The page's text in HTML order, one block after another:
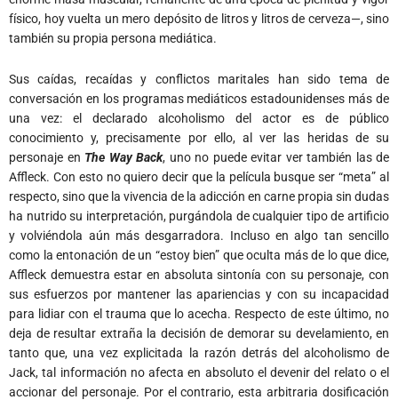
físico, hoy vuelta un mero depósito de litros y litros de cerveza—, sino
también su propia persona mediática.
Sus caídas, recaídas y conflictos maritales han sido tema de
conversación en los programas mediáticos estadounidenses más de
una vez: el declarado alcoholismo del actor es de público
conocimiento y, precisamente por ello, al ver las heridas de su
personaje en The Way Back, uno no puede evitar ver también las de
Affleck. Con esto no quiero decir que la película busque ser “meta” al
respecto, sino que la vivencia de la adicción en carne propia sin dudas
ha nutrido su interpretación, purgándola de cualquier tipo de artificio
y volviéndola aún más desgarradora. Incluso en algo tan sencillo
como la entonación de un “estoy bien” que oculta más de lo que dice,
Affleck demuestra estar en absoluta sintonía con su personaje, con
sus esfuerzos por mantener las apariencias y con su incapacidad
para lidiar con el trauma que lo acecha. Respecto de este último, no
deja de resultar extraña la decisión de demorar su develamiento, en
tanto que, una vez explicitada la razón detrás del alcoholismo de
Jack, tal información no afecta en absoluto el devenir del relato o el
accionar del personaje. Por el contrario, esta arbitraria dosificación